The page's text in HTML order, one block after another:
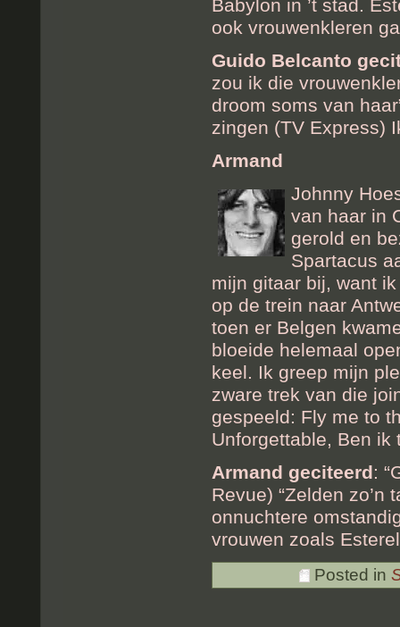
Babylon in ’t stad.
ook vrouwenkleren
Guido Belcanto
zou ik die
droom soms van
zingen (TV Express)
Armand
Johnny
van haar in
gerold en
Spartacus
mijn gitaar bij, want
op de trein naar
toen er Belgen
bloeide helemaal
keel. Ik greep mijn
zware trek van die
gespeeld: Fly me to
Unforgettable, Ben
Armand geciteerd:
Revue) “Zelden
onnuchtere
vrouwen zoals
Posted in